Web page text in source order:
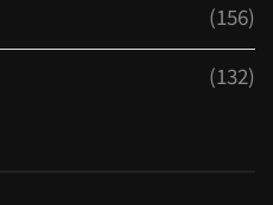
(156)
(132)